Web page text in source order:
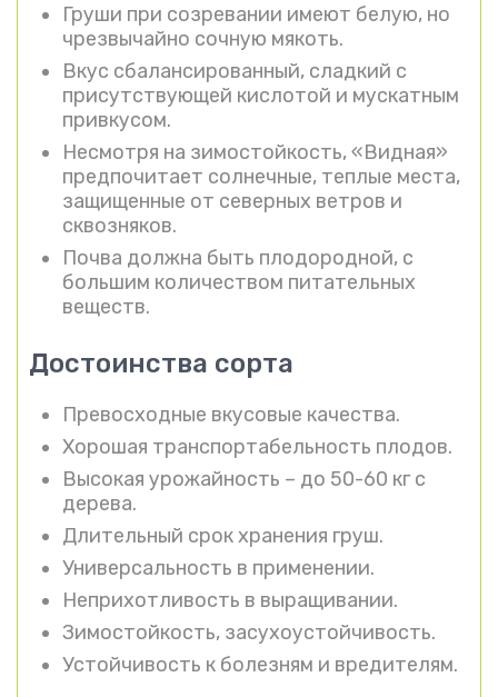
Груши при созревании имеют белую, но
чрезвычайно сочную мякоть.
Вкус сбалансированный, сладкий с
присутствующей кислотой и мускатным
привкусом.
Несмотря на зимостойкость, «Видная»
предпочитает солнечные, теплые места,
защищенные от северных ветров и
сквозняков.
Почва должна быть плодородной, с
большим количеством питательных
веществ.
Достоинства сорта
Превосходные вкусовые качества.
Хорошая транспортабельность плодов.
Высокая урожайность – до 50-60 кг с
дерева.
Длительный срок хранения груш.
Универсальность в применении.
Неприхотливость в выращивании.
Зимостойкость, засухоустойчивость.
Устойчивость к болезням и вредителям.